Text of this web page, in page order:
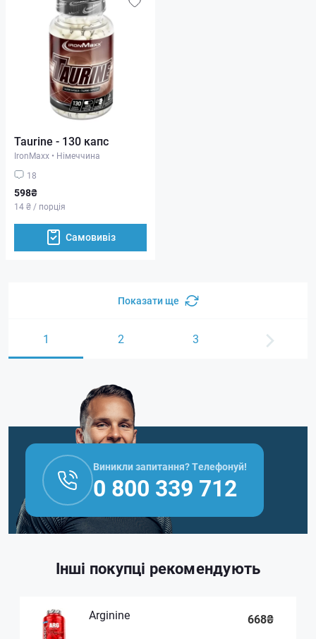
Taurine - 130 капс
IronMaxx • Німеччина
18
598₴
14 ₴ / порція
Самовивіз
Показати ще
1 2 3
Виникли запитання? Телефонуй!
0 800 339 712
Інші покупці рекомендують
Arginine 668₴